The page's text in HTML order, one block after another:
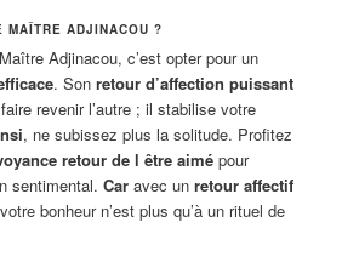
MAÎTRE ADJINACOU ?
Adjinacou, c’est opter pour un
. Sonretour d’affection puissant
revenir l’autre ; il stabilise votre
, ne subissez plus la solitude. Profitez
retour de l être aimé pour
sentimental.Car avec unretour affectif
bonheur n’est plus qu’à un rituel de